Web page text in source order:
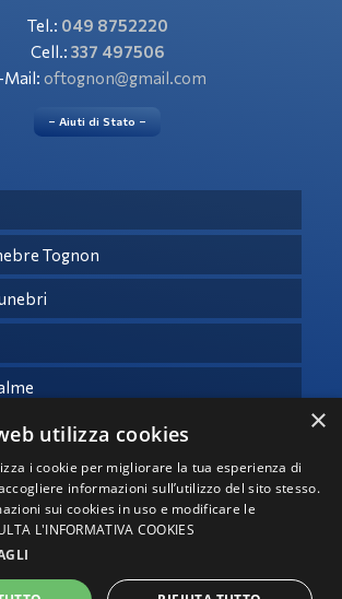
Tel.: 049 8752220
Cell.: 337 497506
Mail: oftognon@gmail.com
– Aiuti di Stato –
Tognon
-
Tognon srl - P.IVA 04941850283
×
utilizza cookies
i cookie per migliorare la tua esperienza di
informazioni sull’utilizzo del sito stesso.
sui cookies in uso e modificare le
L'INFORMATIVA COOKIES